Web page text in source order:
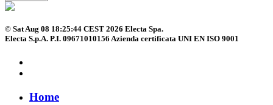
© Sat Aug 08 18:25:44 CEST 2026 Electa Spa.
Electa S.p.A. P.I. 09671010156 Azienda certificata UNI EN ISO 9001
Home